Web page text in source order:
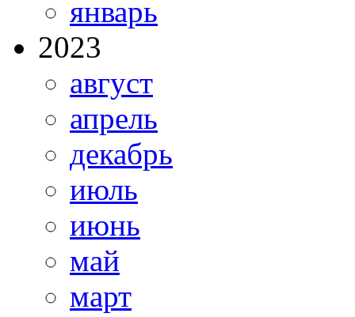
январь
2023
август
апрель
декабрь
июль
июнь
май
март